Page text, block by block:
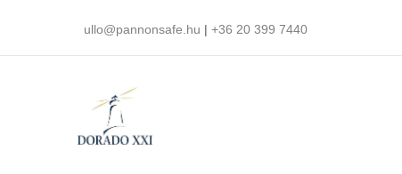
ullo@pannonsafe.hu | +36 20 399 7440